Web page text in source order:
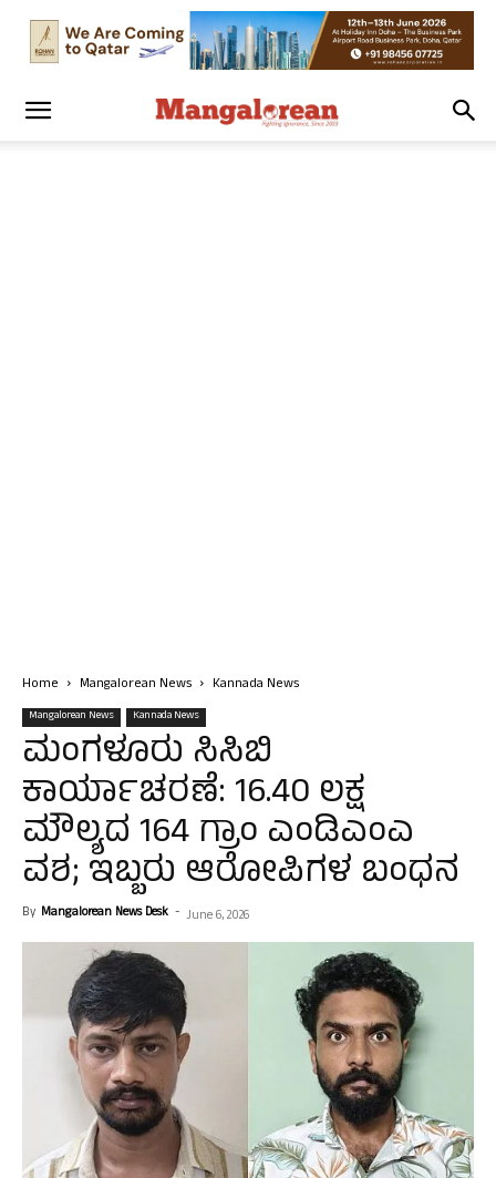
Home Mangalorean News Kannada News
Mangalorean News Kannada News
ಮಂಗಳೂರು ಸಿಸಿಬಿ
ಕಾರ್ಯಾಚರಣೆ: ₹16.40 ಲಕ್ಷ
ಮೌಲ್ಯದ 164 ಗ್ರಾಂ ಎಂಡಿಎಂಎ
ವಶ; ಇಬ್ಬರು ಆರೋಪಿಗಳ ಬಂಧನ
By Mangalorean News Desk - June 6, 2026